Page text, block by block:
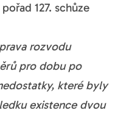
127. schůze
rozvodu
pro dobu po
které byly
existence dvou